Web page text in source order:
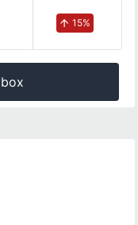
15%